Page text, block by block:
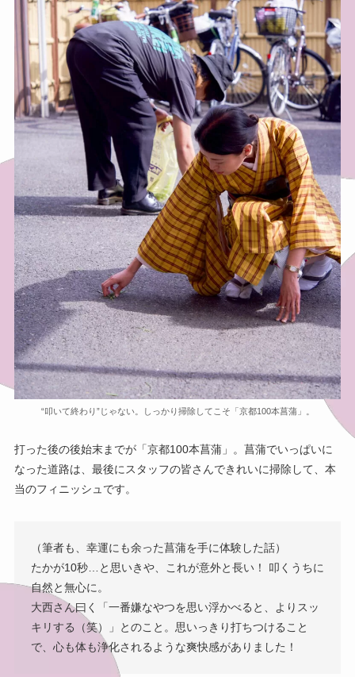
“叩いて終わり”じゃない。しっかり掃除してこそ「京都100本菖蒲」。
打った後の後始末までが「京都100本菖蒲」。菖蒲でいっぱいに
なった道路は、最後にスタッフの皆さんできれいに掃除して、本
当のフィニッシュです。
（筆者も、幸運にも余った菖蒲を手に体験した話）
たかが10秒…と思いきや、これが意外と長い！ 叩くうちに
自然と無心に。
大西さん曰く「一番嫌なやつを思い浮かべると、よりスッ
キリする（笑）」とのこと。思いっきり打ちつけること
で、心も体も浄化されるような爽快感がありました！